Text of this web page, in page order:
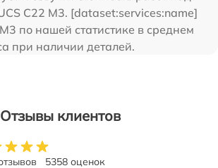
C22 M3. [dataset:services:name]
по нашей статистике в среднем
при наличии деталей.
Отзывы клиентов
5358 оценок